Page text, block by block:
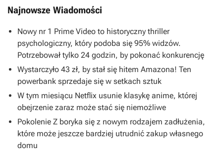
Najnowsze Wiadomości
Nowy nr 1 Prime Video to historyczny thriller
psychologiczny, który podoba się 95% widzów.
Potrzebował tylko 24 godzin, by pokonać konkurencję
Wystarczyło 43 zł, by stał się hitem Amazona! Ten
powerbank sprzedaje się w setkach sztuk
W tym miesiącu Netflix usunie klasykę anime, której
obejrzenie zaraz może stać się niemożliwe
Pokolenie Z boryka się z nowym rodzajem zadłużenia,
które może jeszcze bardziej utrudnić zakup własnego
domu